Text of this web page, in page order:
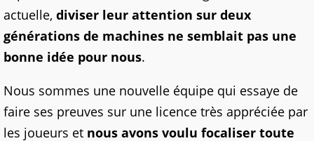
actuelle, diviser leur attention sur deux
générations de machines ne semblait pas une
bonne idée pour nous.
Nous sommes une nouvelle équipe qui essaye de
faire ses preuves sur une licence très appréciée par
les joueurs et nous avons voulu focaliser toute